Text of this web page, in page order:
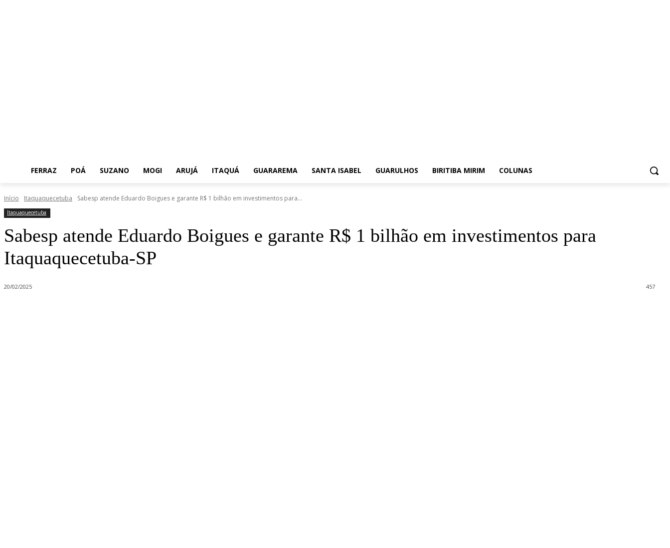
FERRAZ POÁ SUZANO MOGI ARUJÁ ITAQUÁ GUARAREMA SANTA ISABEL GUARULHOS BIRITIBA MIRIM COLUNAS
Início Itaquaquecetuba Sabesp atende Eduardo Boigues e garante R$ 1 bilhão em investimentos para...
Itaquaquecetuba
Sabesp atende Eduardo Boigues e garante R$ 1 bilhão em investimentos para
Itaquaquecetuba-SP
20/02/2025 457